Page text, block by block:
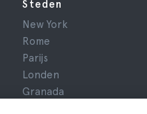
Steden
New York
Rome
Parijs
Londen
Granada